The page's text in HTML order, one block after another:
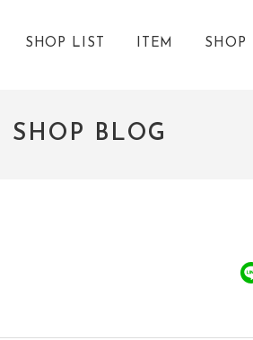
SHOP LIST ITEM SHOP
SHOP BLOG